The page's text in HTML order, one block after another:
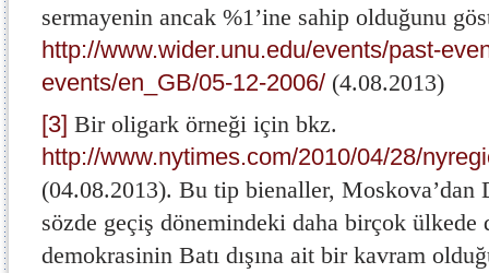
sermayenin ancak %1’ine sahip olduğunu
http://www.wider.unu.edu/events/past-
events/en_GB/05-12-2006/ (4.08.2013)
[3] Bir oligark örneği için bkz.
http://www.nytimes.com/2010/04/28/
(04.08.2013). Bu tip bienaller, Moskova’dan
sözde geçiş dönemindeki daha birçok
demokrasinin Batı dışına ait bir kavram